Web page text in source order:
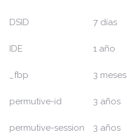
DSID
IDE
_fbp
permutive-id
permutive-session
7 días
1 año
3 meses
3 años
3 años